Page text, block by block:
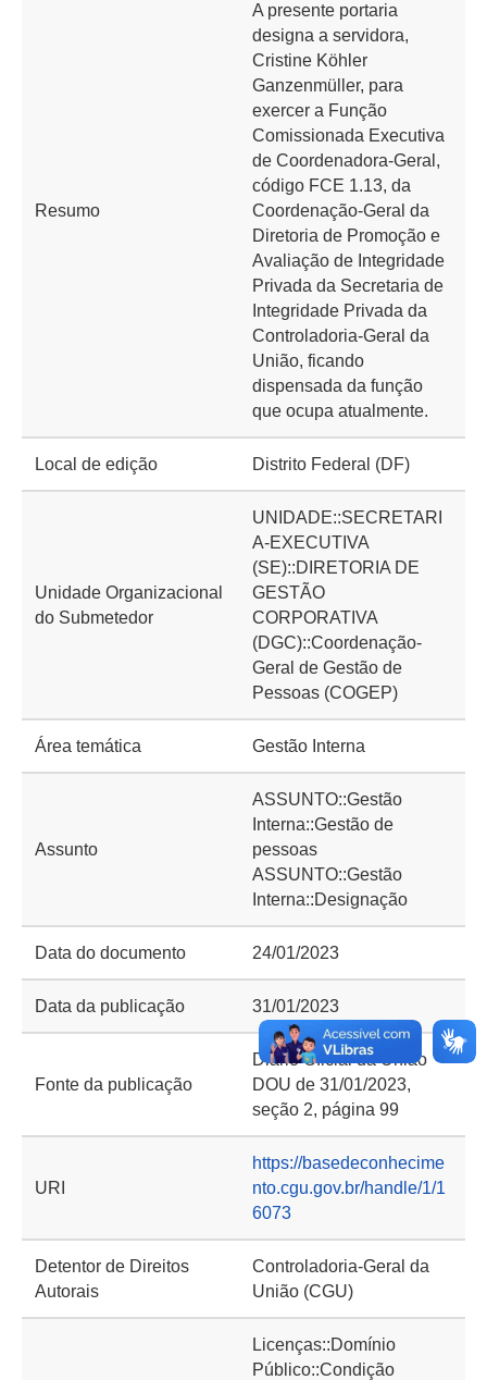
Resumo
A presente portaria
designa a servidora,
Cristine Köhler
Ganzenmüller, para
exercer a Função
Comissionada Executiva
de Coordenadora-Geral,
código FCE 1.13, da
Coordenação-Geral da
Diretoria de Promoção e
Avaliação de Integridade
Privada da Secretaria de
Integridade Privada da
Controladoria-Geral da
União, ficando
dispensada da função
que ocupa atualmente.
Local de edição Distrito Federal (DF)
Unidade Organizacional
do Submetedor
UNIDADE::SECRETARI
A-EXECUTIVA
(SE)::DIRETORIA DE
GESTÃO
CORPORATIVA
(DGC)::Coordenação-
Geral de Gestão de
Pessoas (COGEP)
Área temática Gestão Interna
Assunto
ASSUNTO::Gestão
Interna::Gestão de
pessoas
ASSUNTO::Gestão
Interna::Designação
Data do documento 24/01/2023
Data da publicação 31/01/2023
Fonte da publicação
Diário Oficial da União
DOU de 31/01/2023,
seção 2, página 99
URI
https://basedeconhecime
nto.cgu.gov.br/handle/1/1
6073
Detentor de Direitos
Autorais
Controladoria-Geral da
União (CGU)
Licenças::Domínio
Público::Condição